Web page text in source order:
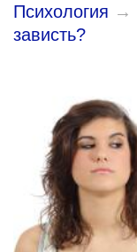
Психология →
зависть?